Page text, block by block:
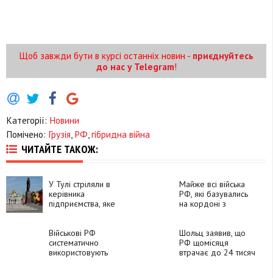
Щоб завжди бути в курсі останніх новин - приєднуйтесь
до нас у Telegram!
Категорії: Новини
Помічено: Грузія РФ гібридна війна
ЧИТАЙТЕ ТАКОЖ:
У Тулі стріляли в
керівника
підприємства, яке
Майже всі війська
РФ, які базувались
на кордоні з
в Україну
Військові РФ
систематично
використовують
Шольц заявив, що
РФ щомісяця
втрачає до 24 тисяч